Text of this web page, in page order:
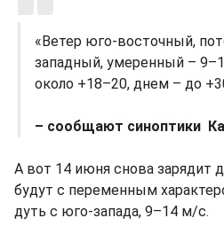
«Bетер юго-восточный,
западный, умеренный –
около +18–20, днем – до
– сообщают синоптики
A вот 14 июня снова зарядит
будут с переменным
дуть с юго-запада, 9–14 м/с.